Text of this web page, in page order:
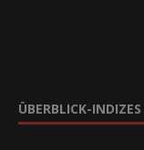
ÜBERBLICK-INDIZES